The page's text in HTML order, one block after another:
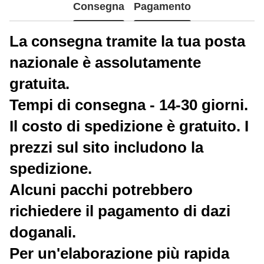
Consegna Pagamento
La consegna tramite la tua posta
nazionale è assolutamente
gratuita.
Tempi di consegna - 14-30 giorni.
Il costo di spedizione è gratuito. I
prezzi sul sito includono la
spedizione.
Alcuni pacchi potrebbero
richiedere il pagamento di dazi
doganali.
Per un'elaborazione più rapida